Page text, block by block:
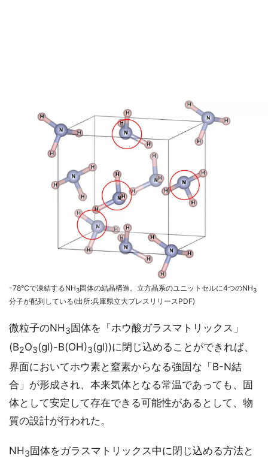
-78℃で凍結するNH3固体の結晶構造。立方晶系のユニットセルに4つのNH3
分子が配列している(出所:兵庫県立大プレスリリースPDF)
微粒子のNH3固体を「ホウ酸ガラスマトリックス」
(B2O3(gl)-B(OH)3(gl))に閉じ込めることができれば、
界面においてホウ素と窒素からなる強固な「B-N結
合」が形成され、本来気体となる常温であっても、固
体として安定して存在できる可能性があるとして、物
質の設計が行われた。
NH3固体をガラスマトリックス中に閉じ込める方法と